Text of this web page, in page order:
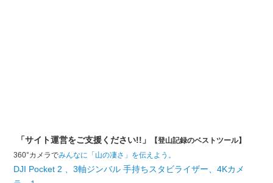
「サイト運営をご支援ください!!」
【登山記録のベストツール】
360°カメラでみんなに「山の凄さ」を伝えよう。
DJI Pocket 2 、3軸ジンバル 手持ちスタビライザー、4Kカメ